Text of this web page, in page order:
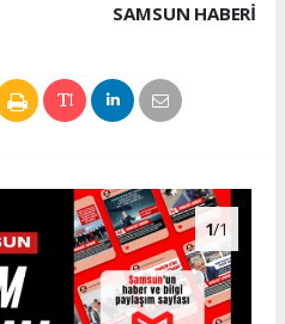
SAMSUN HABERİ
1/1